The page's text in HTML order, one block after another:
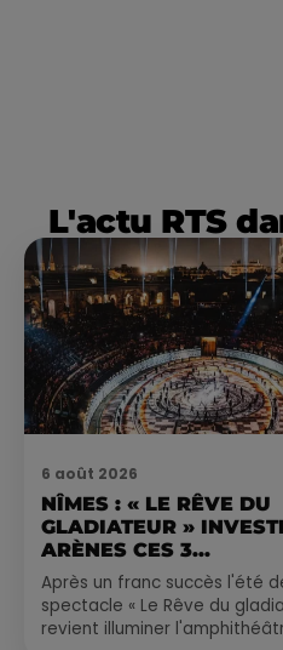
L'actu RTS
6 août 2026
NÎMES : « LE RÊVE DU
GLADIATEUR »
ARÈNES CES 3...
Après un franc succès l'été
spectacle « Le Rêve du
revient illuminer